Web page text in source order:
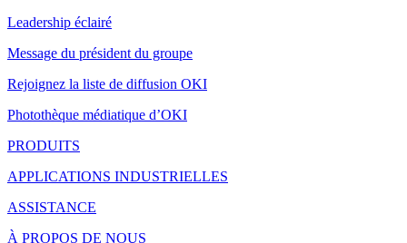
Leadership éclairé
Message du président du groupe
Rejoignez la liste de diffusion OKI
Photothèque médiatique d’OKI
PRODUITS
APPLICATIONS INDUSTRIELLES
ASSISTANCE
À PROPOS DE NOUS